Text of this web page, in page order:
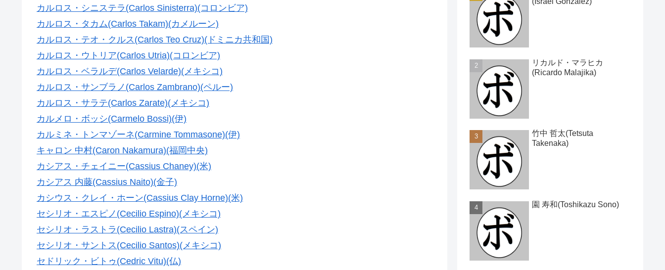
カルロス・シニステラ(Carlos Sinisterra)(コロンビア)
カルロス・タカム(Carlos Takam)(カメルーン)
カルロス・テオ・クルス(Carlos Teo Cruz)(ドミニカ共和国)
カルロス・ウトリア(Carlos Utria)(コロンビア)
カルロス・ベラルデ(Carlos Velarde)(メキシコ)
カルロス・サンブラノ(Carlos Zambrano)(ペルー)
カルロス・サラテ(Carlos Zarate)(メキシコ)
カルメロ・ボッシ(Carmelo Bossi)(伊)
カルミネ・トンマゾーネ(Carmine Tommasone)(伊)
キャロン 中村(Caron Nakamura)(福岡中央)
カシアス・チェイニー(Cassius Chaney)(米)
カシアス 内藤(Cassius Naito)(金子)
カシウス・クレイ・ホーン(Cassius Clay Horne)(米)
セシリオ・エスピノ(Cecilio Espino)(メキシコ)
セシリオ・ラストラ(Cecilio Lastra)(スペイン)
セシリオ・サントス(Cecilio Santos)(メキシコ)
セドリック・ビトゥ(Cedric Vitu)(仏)
リカルド・マラヒカ
(Ricardo Malajika)
竹中 哲太(Tetsuta
Takenaka)
園 寿和(Toshikazu Sono)